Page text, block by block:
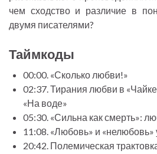
чем сходство и различие в
двумя писателями?
Таймкоды
00:00. «Сколько любви!»
02:37. Тирания любви в
«На воде»
05:30. «Сильна как смерть»:
11:08. «Любовь» и
20:42. Полемическая